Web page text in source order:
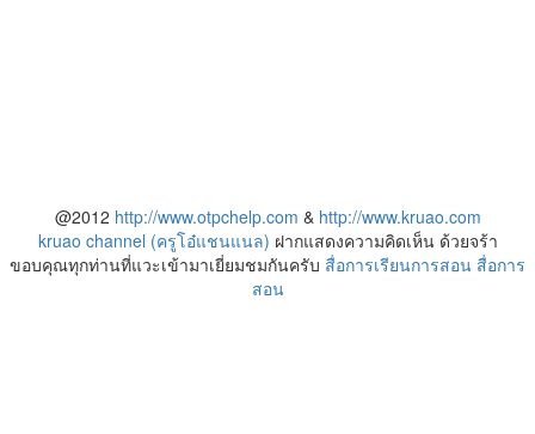
@2012 http://www.otpchelp.com & http://www.kruao.com
kruao channel (ครูโอ๋แชนแนล) ฝากแสดงความคิดเห็น ด้วยจร้า
ขอบคุณทุกท่านที่แวะเข้ามาเยี่ยมชมกันครับ สื่อการเรียนการสอน สื่อการ
สอน